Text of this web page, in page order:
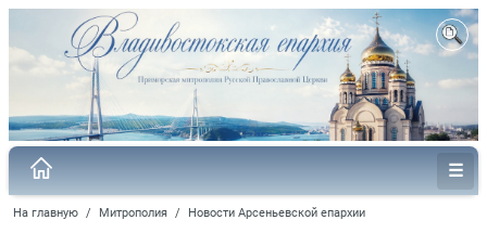
На главную / Митрополия / Новости Арсеньевской епархии